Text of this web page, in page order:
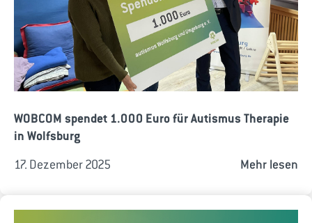
WOBCOM spendet 1.000 Euro für Autismus Therapie
in Wolfsburg
17. Dezember 2025 Mehr lesen